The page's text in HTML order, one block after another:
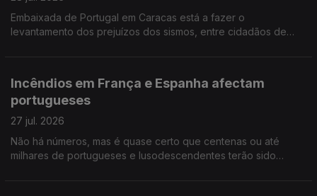
Embaixada de Portugal em Caracas está a fazer o
levantamento dos prejuízos dos sismos, entre cidadãos de
Incêndios em França e Espanha afectam
portugueses
27 jul. 2026
Não há números, mas é quase certo que centenas ou até
milhares de portugueses e lusodescendentes terão sido